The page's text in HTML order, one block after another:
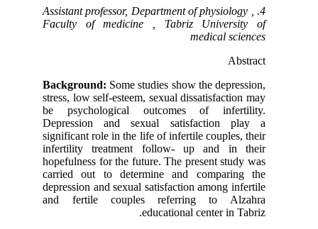
physiology,
Faculty of medicine , Tabriz University of
medical sciences
Abstract
Background:Some studies show the depression,
stress, low self-esteem, sexual dissatisfaction may
be psychological outcomes of infertility.
Depression and sexual satisfaction play a
significant role in the life of infertile couples, their
infertility treatment follow- up and in their
hopefulness for the future. The present study was
carried out to determine and comparing the
depression and sexual satisfaction among infertile
and fertile couples referring to Alzahra
educational center in Tabriz.